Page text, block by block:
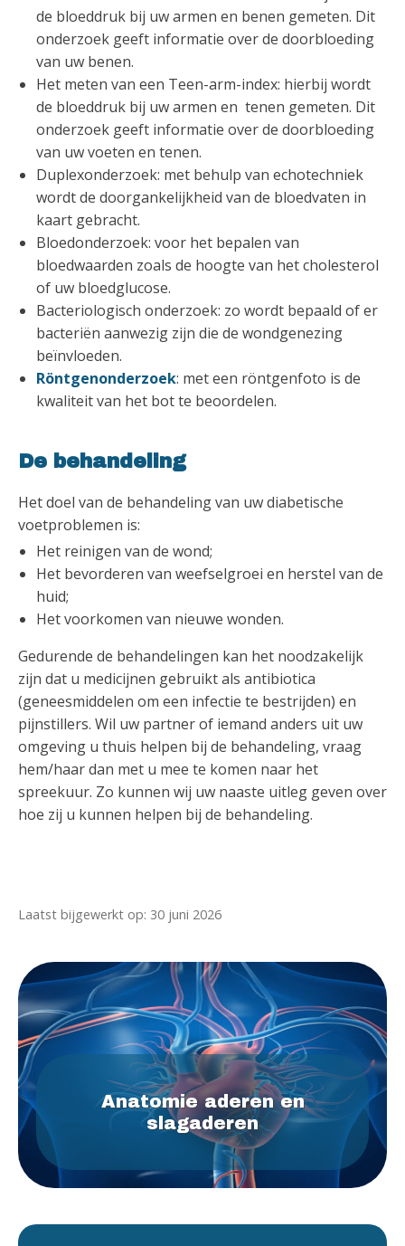
de bloeddruk bij uw armen en benen gemeten. Dit
onderzoek geeft informatie over de doorbloeding
van uw benen.
Het meten van een Teen-arm-index: hierbij wordt
de bloeddruk bij uw armen en tenen gemeten. Dit
onderzoek geeft informatie over de doorbloeding
van uw voeten en tenen.
Duplexonderzoek: met behulp van echotechniek
wordt de doorgankelijkheid van de bloedvaten in
kaart gebracht.
Bloedonderzoek: voor het bepalen van
bloedwaarden zoals de hoogte van het cholesterol
of uw bloedglucose.
Bacteriologisch onderzoek: zo wordt bepaald of er
bacteriën aanwezig zijn die de wondgenezing
beïnvloeden.
Röntgenonderzoek: met een röntgenfoto is de
kwaliteit van het bot te beoordelen.
De behandeling
Het doel van de behandeling van uw diabetische
voetproblemen is:
Het reinigen van de wond;
Het bevorderen van weefselgroei en herstel van de
huid;
Het voorkomen van nieuwe wonden.
Gedurende de behandelingen kan het noodzakelijk
zijn dat u medicijnen gebruikt als antibiotica
(geneesmiddelen om een infectie te bestrijden) en
pijnstillers. Wil uw partner of iemand anders uit uw
omgeving u thuis helpen bij de behandeling, vraag
hem/haar dan met u mee te komen naar het
spreekuur. Zo kunnen wij uw naaste uitleg geven over
hoe zij u kunnen helpen bij de behandeling.
Laatst bijgewerkt op: 30 juni 2026
Anatomie aderen en
slagaderen